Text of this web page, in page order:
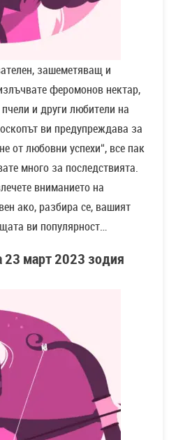
зашеметяващ и
феромонов нектар,
и други любители на
ви предупреждава за
от любовни успехи“, все пак
много за последствията.
вниманието на
ако, разбира се, вашият
ви популярност…
23 март2023 зодия